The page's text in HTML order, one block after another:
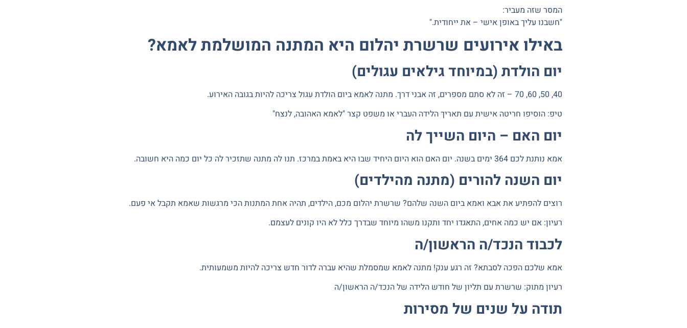
המסר שזה מעביר:
"חשבנו עליך באופן אישי – את ייחודית."
באילו אירועים שרשרת יהלום היא המתנה המושלמת לאמא?
יום הולדת (במיוחד גילאים עגולים)
40, 50, 60, 70 – זה לא סתם מספרים, זה אבני דרך. מתנה לאמא ביום הולדת עגול צריכה להיות בגובה האירוע.
טיפ: הוסיפו חריטה אישית עם תאריך הלידה העברי או משפט קצר "לאמא האהובה, לנצח"
יום האם – היום השייך לה
אמא נותנת לכם 364 ימים בשנה. יום האם הוא היום היחיד שבו היא באמת במרכז. תנו לה מתנה שתזכיר לה כל יום כמה היא חשובה.
יום השנה להורים (מתנה מהילדים)
רוצים להפתיע את אבא ואמא ביום השנה שלהם? שרשרת יהלום מכם, הילדים, תהיה אחת המתנות הכי מרגשות שאמא תקבל אי פעם.
רעיון: אם יש כמה אחים, התאגדו יחד ותקנו משהו מיוחד שבדרך כלל לא היו קונים לעצמם.
לכבוד הנכד/ה הראשון/ה
אמא שלכם הפכה לסבתא? זה רגע ענק! מתנה לאמא שמסמלת שהיא עברה לדור חדש צריכה להיות משמעותית.
רעיון מתוק: שרשרת עם תליון של חודש הלידה של הנכד/ה הראשון/ה
תודה על שנים של מסירות